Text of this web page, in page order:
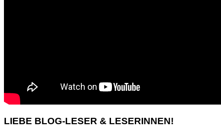
LIEBE BLOG-LESER & LESERINNEN!